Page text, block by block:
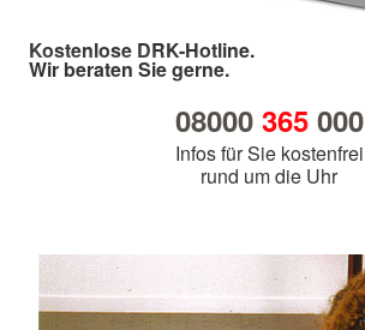
Kostenlose DRK-Hotline.
Wir beraten Sie gerne.
08000 365000
Infos für Sie kostenfrei
rund um die Uhr